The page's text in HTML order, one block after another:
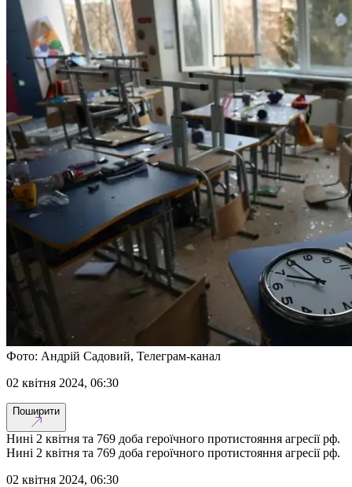
Фото: Андрій Садовий, Телеграм-канал
02 квітня 2024, 06:30
Поширити
Нині 2 квітня та 769 доба героїчного протистояння агресії рф.
Нині 2 квітня та 769 доба героїчного протистояння агресії рф.
02 квітня 2024, 06:30